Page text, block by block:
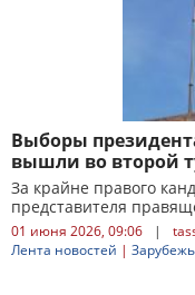
Выборы
вышли во второй
За крайне правого
представителя
01 июня 2026, 09:06 |
Лента новостей |